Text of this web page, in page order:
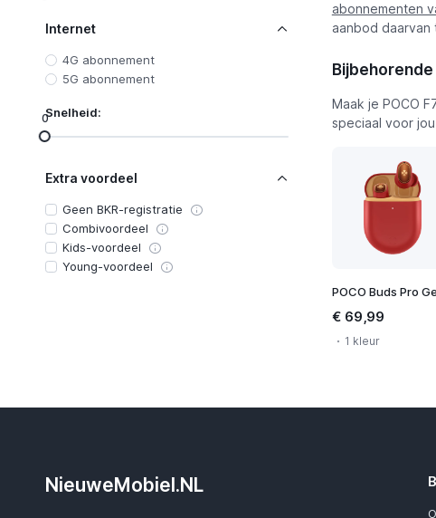
Internet
4G abonnement
5G abonnement
Snelheid:
0
Extra voordeel
Geen BKR-registratie
Combivoordeel
Kids-voordeel
Young-voordeel
abonnementen
aanbod daarvan
Maak je POCO
speciaal voor
€ 69,99
1 kleur
NieuweMobiel.NL